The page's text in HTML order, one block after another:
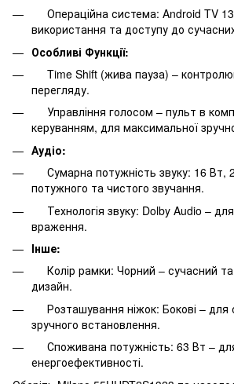
Операційна система: Android TV
використання та доступу до
Особливі Функції:
Time Shift (жива пауза) –
перегляду.
Управління голосом – пульт в
керуванням, для максимальної
Аудіо:
Сумарна потужність звуку: 16 Вт,
потужного та чистого звучання.
Технологія звуку: Dolby Audio – для
враження.
Інше:
Колір рамки: Чорний – сучасний
дизайн.
Розташування ніжок: Бокові – для
зручного встановлення.
Споживана потужність: 63 Вт –
енергоефективності.